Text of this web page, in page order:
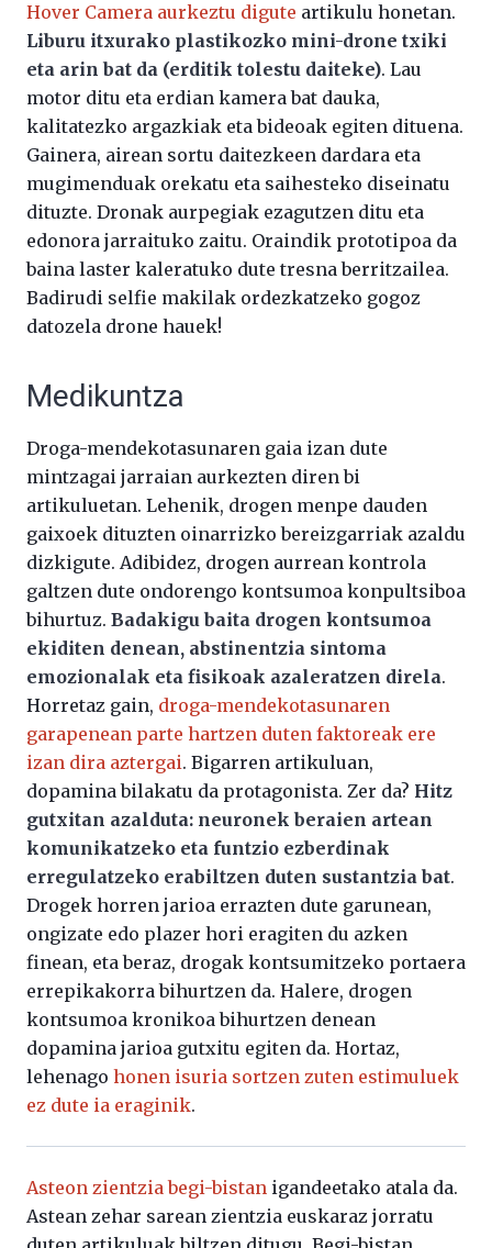
Hover Camera aurkeztu digute artikulu honetan.
Liburu itxurako plastikozko mini-drone txiki
eta arin bat da (erditik tolestu daiteke). Lau
motor ditu eta erdian kamera bat dauka,
kalitatezko argazkiak eta bideoak egiten dituena.
Gainera, airean sortu daitezkeen dardara eta
mugimenduak orekatu eta saihesteko diseinatu
dituzte. Dronak aurpegiak ezagutzen ditu eta
edonora jarraituko zaitu. Oraindik prototipoa da
baina laster kaleratuko dute tresna berritzailea.
Badirudi selfie makilak ordezkatzeko gogoz
datozela drone hauek!
Medikuntza
Droga-mendekotasunaren gaia izan dute
mintzagai jarraian aurkezten diren bi
artikuluetan. Lehenik, drogen menpe dauden
gaixoek dituzten oinarrizko bereizgarriak azaldu
dizkigute. Adibidez, drogen aurrean kontrola
galtzen dute ondorengo kontsumoa konpultsiboa
bihurtuz. Badakigu baita drogen kontsumoa
ekiditen denean, abstinentzia sintoma
emozionalak eta fisikoak azaleratzen direla.
Horretaz gain, droga-mendekotasunaren
garapenean parte hartzen duten faktoreak ere
izan dira aztergai. Bigarren artikuluan,
dopamina bilakatu da protagonista. Zer da? Hitz
gutxitan azalduta: neuronek beraien artean
komunikatzeko eta funtzio ezberdinak
erregulatzeko erabiltzen duten sustantzia bat.
Drogek horren jarioa errazten dute garunean,
ongizate edo plazer hori eragiten du azken
finean, eta beraz, drogak kontsumitzeko portaera
errepikakorra bihurtzen da. Halere, drogen
kontsumoa kronikoa bihurtzen denean
dopamina jarioa gutxitu egiten da. Hortaz,
lehenago honen isuria sortzen zuten estimuluek
ez dute ia eraginik.
Asteon zientzia begi-bistan igandeetako atala da.
Astean zehar sarean zientzia euskaraz jorratu